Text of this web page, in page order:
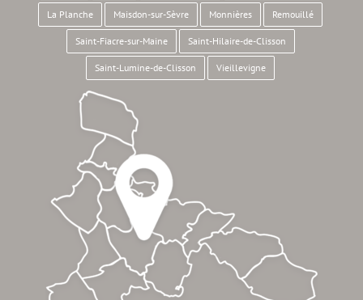
La Planche Maisdon-sur-Sèvre Monnières Remouillé
Saint-Fiacre-sur-Maine Saint-Hilaire-de-Clisson
Saint-Lumine-de-Clisson Vieillevigne